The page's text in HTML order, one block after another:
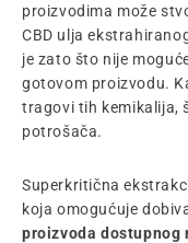
proizvodima može
CBD ulja
je zato što nije
gotovom proizvodu.
tragovi tih kemikalija,
potrošača.
Superkritična
koja omogućuje
proizvoda dostupnog